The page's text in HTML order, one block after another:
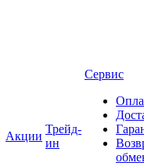
Акции
Трейд-
ин
Сервис